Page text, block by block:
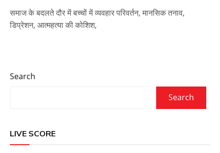
समाज के बदलते दौर में बच्चों में व्यवहार परिवर्तन, मानसिक तनाव,
डिप्रेशन, आत्महत्या की कोशिश,
Search
Search
LIVE SCORE